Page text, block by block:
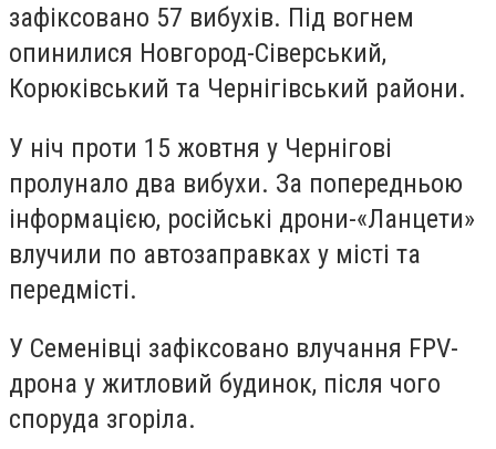
зафіксовано 57 вибухів. Під вогнем
опинилися Новгород-Сіверський,
Корюківський та Чернігівський райони.
У ніч проти 15 жовтня у Чернігові
пролунало два вибухи. За попередньою
інформацією, російські дрони-«Ланцети»
влучили по автозаправках у місті та
передмісті.
У Семенівці зафіксовано влучання FPV-
дрона у житловий будинок, після чого
споруда згоріла.